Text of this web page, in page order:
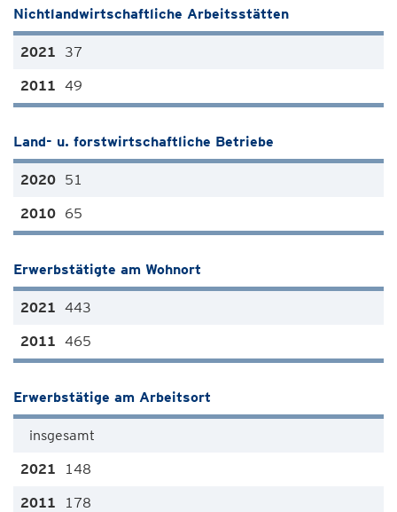
Nichtlandwirtschaftliche Arbeitsstätten
37
49
Land- u. forstwirtschaftliche Betriebe
51
65
Erwerbstätigte am Wohnort
443
465
Erwerbstätige am Arbeitsort
insgesamt
148
178